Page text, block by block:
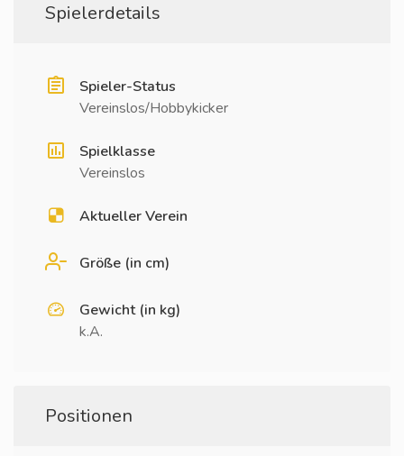
Spielerdetails
Spieler-Status
Vereinslos/Hobbykicker
Spielklasse
Vereinslos
Aktueller Verein
Größe (in cm)
Gewicht (in kg)
k.A.
Positionen